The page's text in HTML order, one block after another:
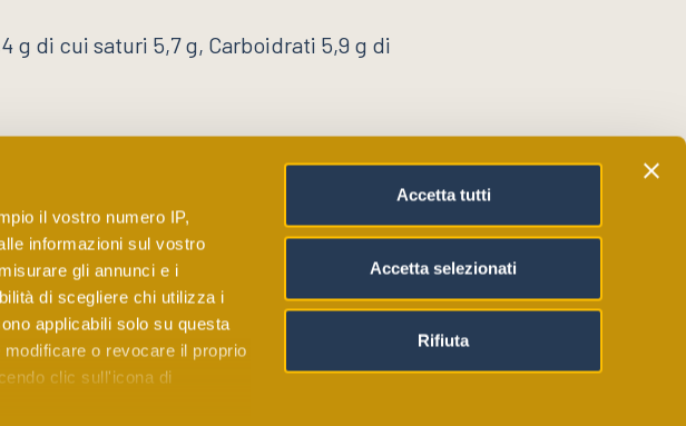
il vostro numero IP,
informazioni sul vostro
gli annunci e i
di scegliere chi utilizza i
applicabili solo su questa
o revocare il proprio
clic sull'icona di
Accetta tutti
Accetta selezionati
Rifiuta
g di cui saturi 5,7 g, Carboidrati 5,9 g di
la confezione per il riscaldamento del